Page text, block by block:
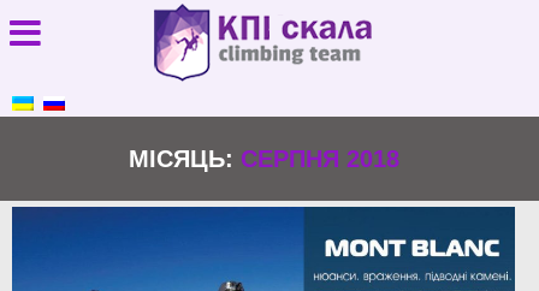
МІСЯЦЬ: СЕРПНЯ 2018